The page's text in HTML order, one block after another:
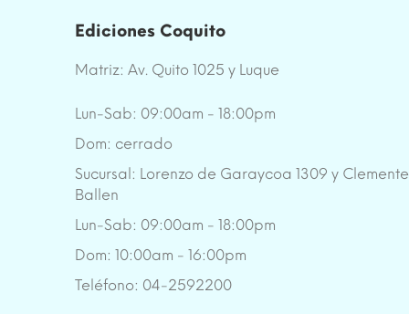
Ediciones Coquito
Matriz: Av. Quito 1025 y Luque
Lun-Sab: 09:00am - 18:00pm
Dom: cerrado
Sucursal: Lorenzo de Garaycoa 1309 y Clemente
Ballen
Lun-Sab: 09:00am - 18:00pm
Dom: 10:00am - 16:00pm
Teléfono: 04-2592200